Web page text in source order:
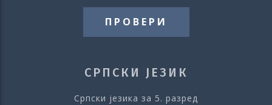
ПРОВЕРИ
СРПСКИ ЈЕЗИК
Српски језика за 5. разред